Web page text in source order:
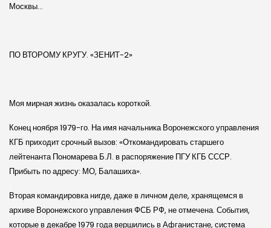
Москвы…
ПО ВТОРОМУ КРУГУ. «ЗЕНИТ-2»
Моя мирная жизнь оказалась короткой.
Конец ноября 1979-го. На имя начальника Воронежского управления
КГБ приходит срочный вызов: «Откомандировать старшего
лейтенанта Пономарева Б.Л. в распоряжение ПГУ КГБ СССР.
Прибыть по адресу: МО, Балашиха».
Вторая командировка нигде, даже в личном деле, хранящемся в
архиве Воронежского управления ФСБ РФ, не отмечена. События,
которые в декабре 1979 года вершились в Афганистане, система